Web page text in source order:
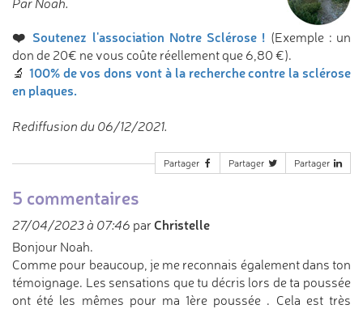
Par Noah.
❤️ Soutenez l'association Notre Sclérose ! (Exemple : un
don de 20€ ne vous coûte réellement que 6,80 €).
🔬 100% de vos dons vont à la recherche contre la sclérose
en plaques.
Rediffusion du 06/12/2021.
Partager Partager Partager
5 commentaires
27/04/2023 à 07:46 par Christelle
Bonjour Noah.
Comme pour beaucoup, je me reconnais également dans ton
témoignage. Les sensations que tu décris lors de ta poussée
ont été les mêmes pour ma 1ère poussée . Cela est très